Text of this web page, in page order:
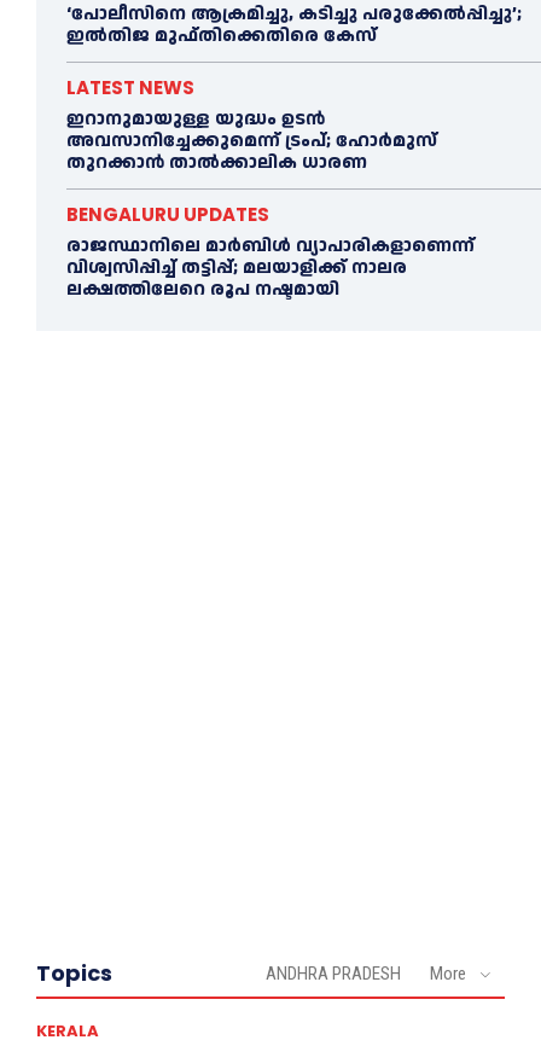
‘പോലീസിനെ ആക്രമിച്ചു, കടിച്ചു പരുക്കേല്‍പ്പിച്ചു’;
ഇല്‍തിജ മുഫ്തിക്കെതിരെ കേസ്
LATEST NEWS
ഇറാനുമായുള്ള യുദ്ധം ഉടൻ
അവസാനിച്ചേക്കുമെന്ന് ട്രംപ്; ഹോർമുസ്
തുറക്കാൻ താൽക്കാലിക ധാരണ
BENGALURU UPDATES
രാജസ്ഥാനിലെ മാർബിൾ വ്യാപാരികളാണെന്ന്
വിശ്വസിപ്പിച്ച് തട്ടിപ്പ്; മലയാളിക്ക് നാലര
ലക്ഷത്തിലേറെ രൂപ നഷ്ടമായി
Topics ANDHRA PRADESH More
KERALA